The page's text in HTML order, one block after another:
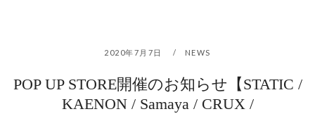
2020年7月7日 NEWS
POP UP STORE開催のお知らせ【STATIC /
KAENON / Samaya / CRUX /